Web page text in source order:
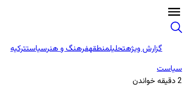
گزارش ویژهتحلیلمنطقهفرهنگ و هنرسیاستترکیه
سیاست
2 دقیقه خواندن